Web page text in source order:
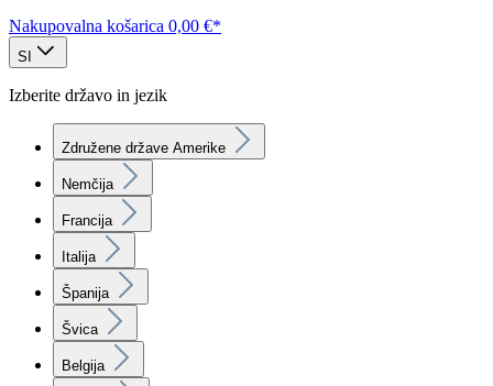
Nakupovalna košarica 0,00 €*
SI
Izberite državo in jezik
Združene države Amerike
Nemčija
Francija
Italija
Španija
Švica
Belgija